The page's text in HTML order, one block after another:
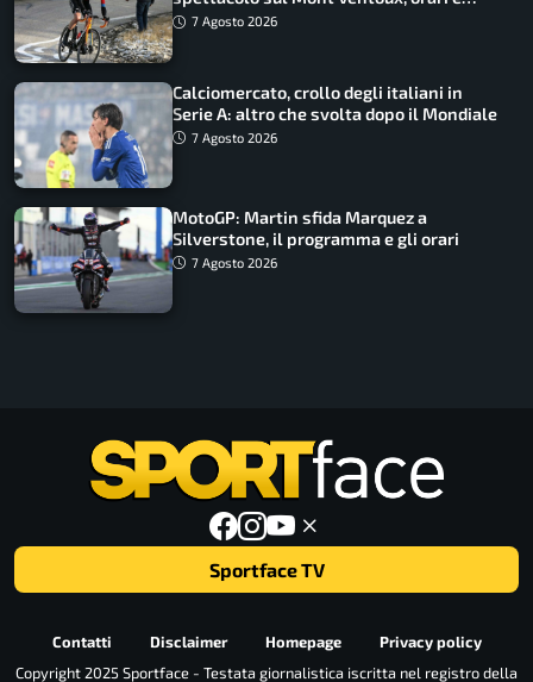
come vederli
7 Agosto 2026
Calciomercato, crollo degli italiani in
Serie A: altro che svolta dopo il Mondiale
7 Agosto 2026
MotoGP: Martin sfida Marquez a
Silverstone, il programma e gli orari
7 Agosto 2026
Sportface TV
Contatti Disclaimer Homepage
Privacy policy
Copyright 2025 Sportface - Testata giornalistica iscritta nel registro della